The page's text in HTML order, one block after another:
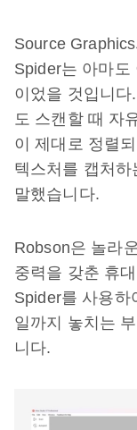
Source
Spider는 아마도
이었을 것입니
도 스캔할 때 자
이 제대로 정렬
텍스처를 캡처
말했습니다.
Robson은 놀라
중력을 갖춘 휴
Spider를 사용하
일까지 놓치는
니다.